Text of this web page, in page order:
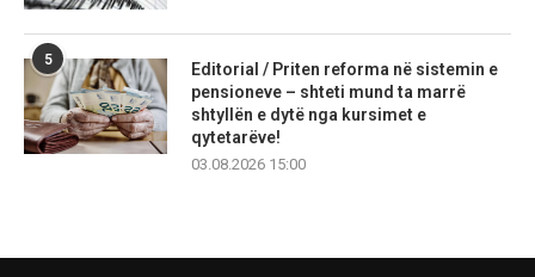
5
Editorial / Priten reforma në sistemin e
pensioneve – shteti mund ta marrë
shtyllën e dytë nga kursimet e
qytetarëve!
03.08.2026 15:00